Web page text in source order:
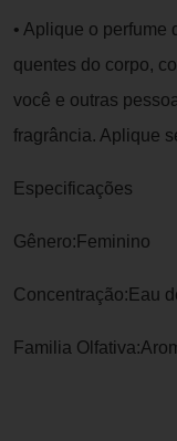
• Aplique o perfume
quentes do corpo,
você e outras
fragrância. Aplique
Especificações
Gênero:Feminino
Concentração:Eau
Familia